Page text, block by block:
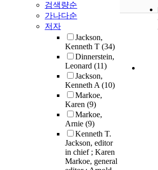
검색량순
가나다순
저자
Jackson,
Kenneth T (34)
Dinnerstein,
Leonard (11)
Jackson,
Kenneth A(10)
Markoe,
Karen (9)
Markoe,
Arnie (9)
Kenneth T.
Jackson, editor
in chief ; Karen
Markoe, general